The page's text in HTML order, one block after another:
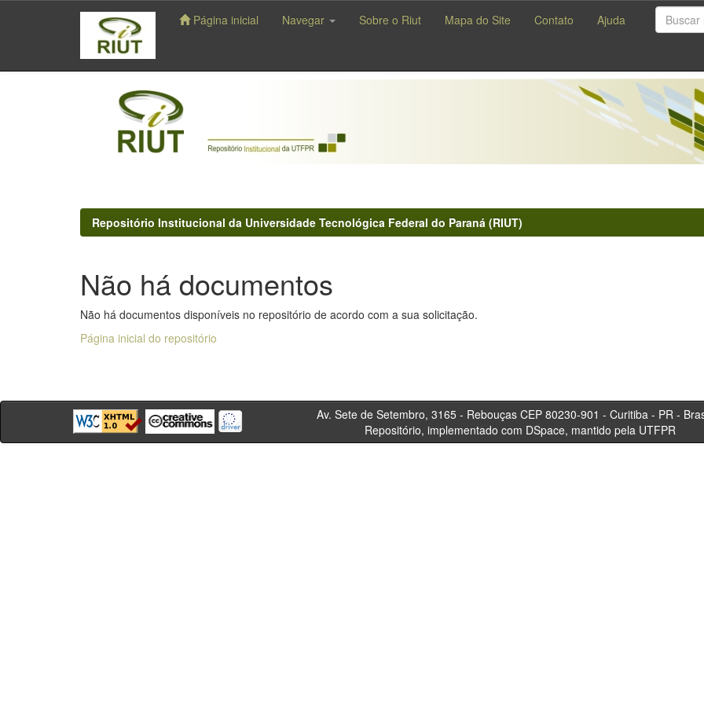
navigation
Página inicial Navegar Sobre o Riut Mapa do Site Contato Ajuda
Repositório Institucional da Universidade Tecnológica Federal do Paraná (RIUT)
Não há documentos
Não há documentos disponíveis no repositório de acordo com a sua solicitação.
Página inicial do repositório
Av. Sete de Setembro, 3165 - Rebouças CEP 80230-901 -
Repositório, implementado com DSpace, mantido pela UTFPR